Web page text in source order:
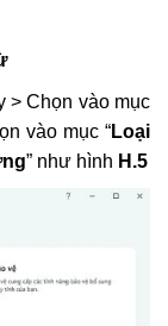
> Chọn vào mục
vào mục “Loại
” như hình H.5